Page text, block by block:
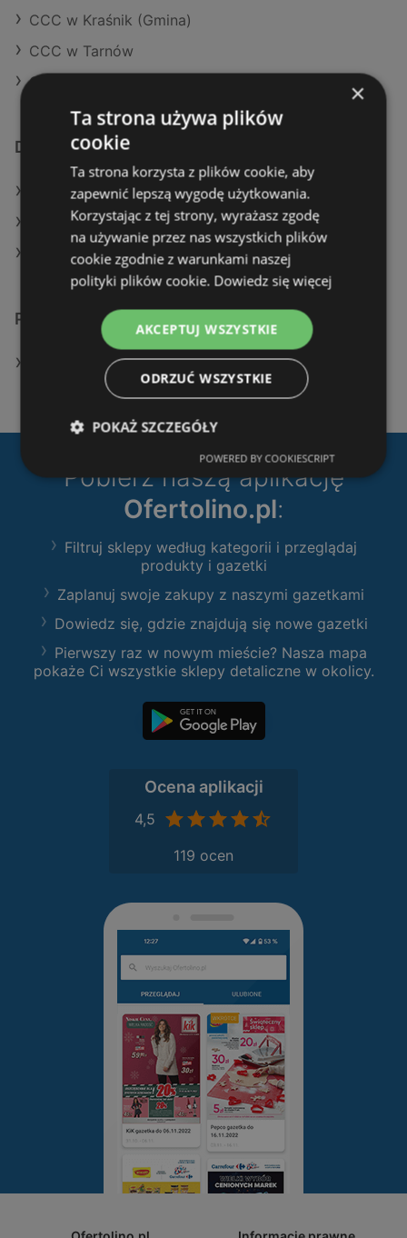
CCC w Kraśnik (Gmina)
CCC w Tarnów
CCC w Kołobrzeg (Gmina)
Dodatkowe łącza
Oferty KiK
Aktualne gazetki KiK
Sklepy CCC w Police
Podobne sklepy detaliczne
Pobierz naszą aplikację
Ofertolino.pl:
Filtruj sklepy według kategorii i przeglądaj
produkty i gazetki
Zaplanuj swoje zakupy z naszymi gazetkami
Dowiedz się, gdzie znajdują się nowe gazetki
Pierwszy raz w nowym mieście? Nasza mapa
pokaże Ci wszystkie sklepy detaliczne w okolicy.
Ocena aplikacji
4,5
119 ocen
×
Ta strona używa plików
cookie
Ta strona korzysta z plików cookie, aby
zapewnić lepszą wygodę użytkowania.
Korzystając z tej strony, wyrażasz zgodę
na używanie przez nas wszystkich plików
cookie zgodnie z warunkami naszej
polityki plików cookie. Dowiedz się więcej
AKCEPTUJ WSZYSTKIE
ODRZUĆ WSZYSTKIE
POKAŻ SZCZEGÓŁY
POWERED BY COOKIESCRIPT